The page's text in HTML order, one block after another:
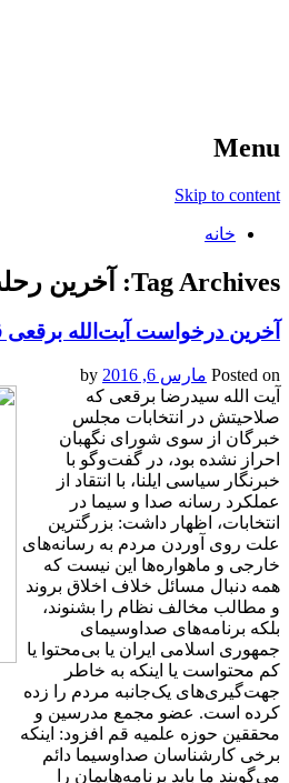
Menu
Skip to content
خانه
Tag Archives: آخرین
آخرین درخواست آیت‌الله
Posted on مارس 6, 2016
آیت الله سیدرضا برقعی که
صلاحیتش در انتخابات مجلس
خبرگان از سوی شورای نگهبان
احراز نشده بود، در گفت‌و‌گو با
خبرنگار سیاسی ایلنا، با انتقاد از
عملکرد رسانه‌ صدا و سیما در
انتخابات، اظهار داشت: بزرگترین
علت روی آوردن مردم به رسانه‌های
خارجی و ماهواره‌ها این نیست که
همه دنبال مسائل خلاف اخلاق بروند
و مطالب مخالف نظام را بشنوند،
بلکه برنامه‌های صداوسیمای
جمهوری اسلامی ایران یا بی‌محتوا یا
کم محتواست یا اینکه به خاطر
جهت‌گیری‌های یک‌جانبه مردم را زده
کرده است. عضو مجمع مدرسین و
محققین حوزه علمیه قم افزود: اینکه
برخی کار‌شناسان صداوسیما دائم
می‌گویند ما باید برنامه‌‌هایمان را